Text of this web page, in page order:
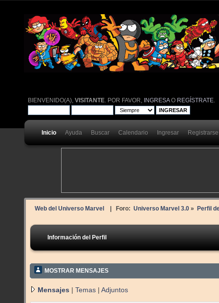
BIENVENIDO(A),VISITANTE . POR FAVOR, INGRESAO REGÍSTRATE
Inicio Ayuda Buscar Calendario Ingresar Registrarse
Web del Universo Marvel | Foro: Universo Marvel 3.0» Perfil
Información del Perfil
MOSTRAR MENSAJES
Mensajes | Temas | Adjuntos